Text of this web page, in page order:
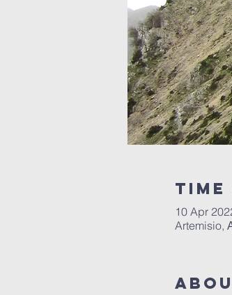
10 Apr
Artemisio,